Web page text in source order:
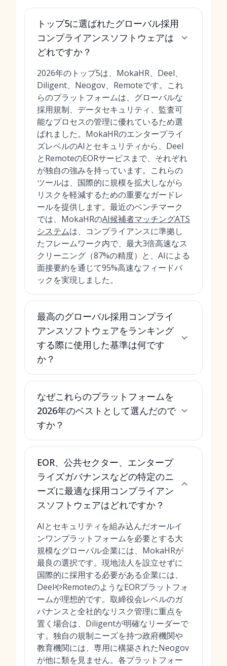
トップ5に選ばれたグローバル採用
コンプライアンスソフトウェアは
どれですか？
2026年のトップ5は、MokaHR、Deel、
Diligent、Neogov、Remoteです。これ
らのプラットフォームは、グローバルな
採用規制、データセキュリティ、監査可
能なプロセスの管理に優れているため選
ばれました。MokaHRのエンタープライ
ズレベルのAIとセキュリティから、Deel
とRemoteのEORサービスまで、それぞれ
が独自の強みを持っています。これらの
ツールは、国際的に規模を拡大しながら
リスクを軽減するための重要なガードレ
ールを提供します。最近のベンチマーク
では、MokaHRのAI候補者マッチングATS
システムは、コンプライアンスに準拠し
たフレームワーク内で、最大3倍高速なス
クリーニング（87%の精度）と、AIによる
面接要約を通じて95%高速なフィードバ
ックを実現しました。
最高のグローバル採用コンプライ
アンスソフトウェアをランキング
する際に使用した基準は何です
か？
なぜこれらのプラットフォームを
2026年のベストとして選んだので
すか？
EOR、公共セクター、エンタープ
ライズガバナンスなどの特定のニ
ーズに最適な採用コンプライアン
スソフトウェアはどれですか？
AIとセキュリティを組み込んだオールイ
ンワンプラットフォームを必要とする大
規模なグローバル企業には、MokaHRが
最良の選択です。現地法人を設立せずに
国際的に採用する必要がある企業には、
DeelやRemoteのようなEORプラットフォ
ームが理想的です。取締役会レベルのガ
バナンスと全社的なリスク管理に重点を
置く場合は、Diligentが明確なリーダーで
す。独自の規制ニーズを持つ政府機関や
教育機関には、専用に構築されたNeogov
が他に類を見ません。各プラットフォー